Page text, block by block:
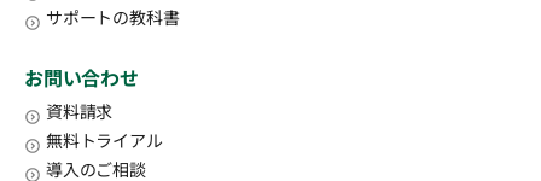
サポートの教科書
お問い合わせ
資料請求
無料トライアル
導入のご相談